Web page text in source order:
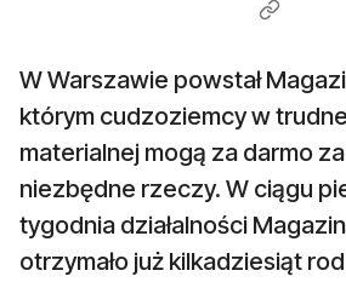
W Warszawie powstał
którym cudzoziemcy w
materialnej mogą za darmo
niezbędne rzeczy. W ciągu
tygodnia działalności
otrzymało już kilkadziesiąt